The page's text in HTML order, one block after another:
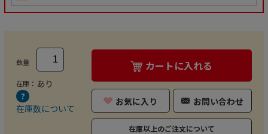
数量
在庫： あり
在庫数について
カートに入れる
お気に入り お問い合わせ
在庫以上のご注文について